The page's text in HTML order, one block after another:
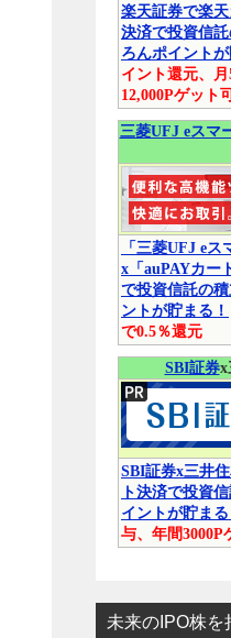
楽天証券で楽
決済で投資信
ろんポイントが
イント還元、
12,000Pゲット
三菱UFJ eスマ
「三菱UFJ eス
x「auPAYカー
で投資信託の
ントが貯まる！
で0.5％還元
SBI証券x
SBI証券x三井
ト決済で投資
イントが貯まる
与、年間3000P
未来のIPO株を